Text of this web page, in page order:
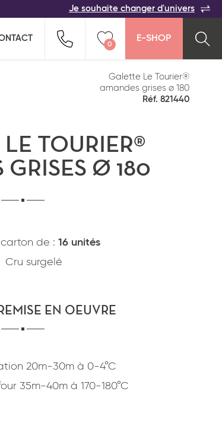
Je souhaite changer d'univers
0
E-SHOP
TOUTES LES FAMILLES
nous vos coordonnées pour être
au plus vite par un commercial :
lu et j'accepte
MOI ou
rien oublier !
Vider ma liste
Galette Le Tourier®
amandes grises ø 180
Réf. 821440
TOURIER®
GRISES Ø 180
de : 16 unités
Cru surgelé
EN OEUVRE
20m-30m à 0-4°C
35m-40m à 170-180°C